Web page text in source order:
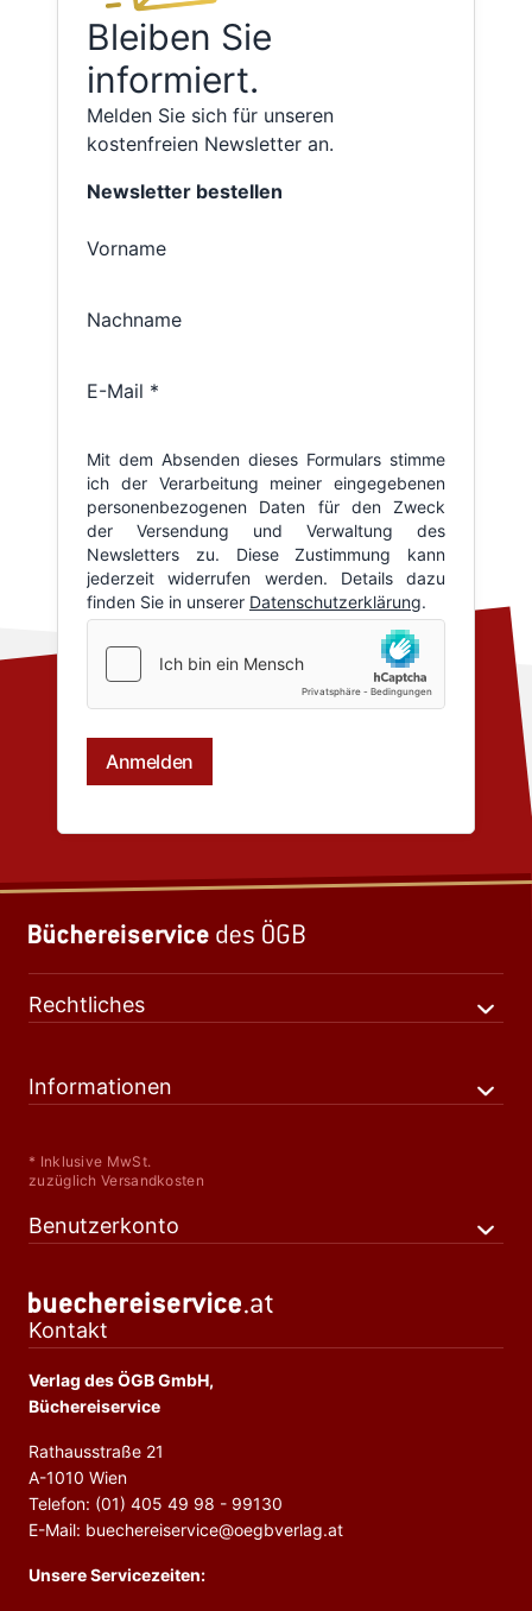
Bleiben Sie
informiert.
Melden Sie sich für unseren
kostenfreien Newsletter an.
Rechtliches
Informationen
* Inklusive MwSt.
zuzüglich Versandkosten
Benutzerkonto
Kontakt
Verlag des ÖGB GmbH,
Büchereiservice
Rathausstraße 21
A-1010 Wien
Telefon: (01) 405 49 98 - 99130
E-Mail: buechereiservice@oegbverlag.at
Unsere Servicezeiten: